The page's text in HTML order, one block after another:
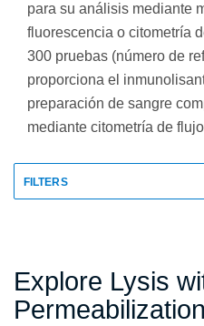
para su análisis mediante
fluorescencia o citometría
300 pruebas (número de
proporciona el
preparación de sangre
mediante citometría de
FILTERS
Explore Lysis